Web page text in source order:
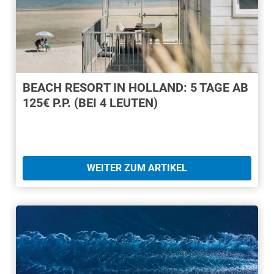
BEACH RESORT IN HOLLAND: 5 TAGE AB
125€ P.P. (BEI 4 LEUTEN)
WEITER ZUM ARTIKEL